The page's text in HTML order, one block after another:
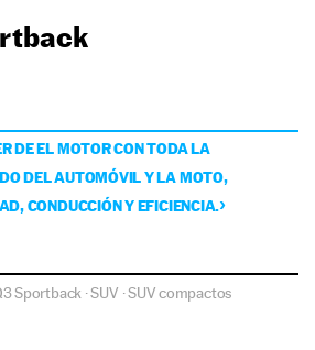
DE EL MOTOR CON TODA LA
DEL AUTOMÓVIL Y LA MOTO,
CONDUCCIÓN Y EFICIENCIA.
Sportback ·SUV ·SUV compactos